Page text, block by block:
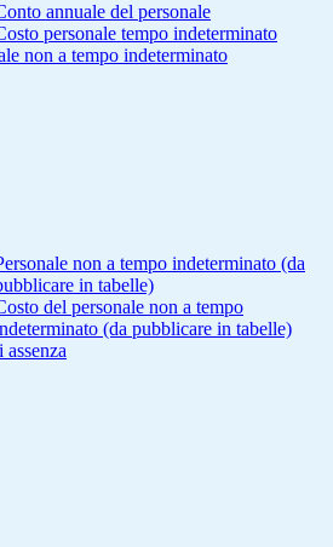
annuale del personale
personale tempo indeterminato
non a tempo indeterminato
non a tempo indeterminato (da
in tabelle)
del personale non a tempo
(da pubblicare in tabelle)
assenza